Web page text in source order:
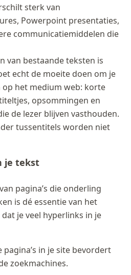
sterk van
Powerpoint presentaties,
communicatiemiddelen die
van bestaande teksten is
echt de moeite doen om je
het medium web: korte
opsommingen en
de lezer blijven vasthouden.
tussentitels worden niet
je tekst
pagina’s die onderling
is dé essentie van het
je veel hyperlinks in je
in je site bevordert
zoekmachines.